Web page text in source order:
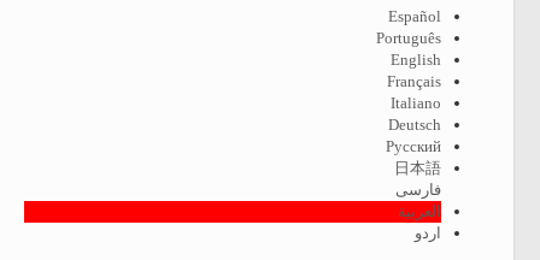
Español
Português
English
Français
Italiano
Deutsch
Русский
日本語
فارسی
العربية
اردو